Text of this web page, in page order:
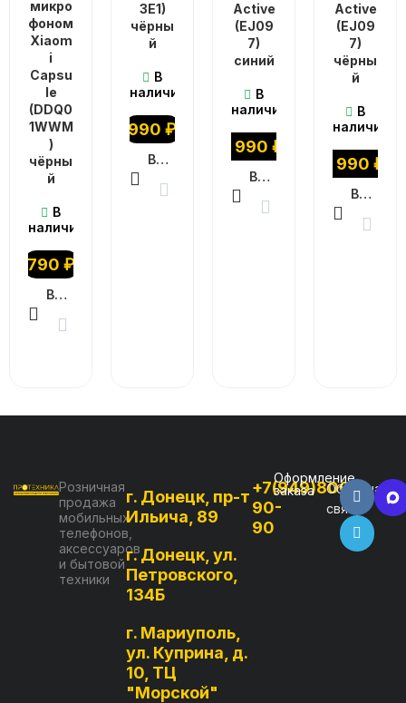
микро
фоном
Xiaom
i
Capsu
le
(DDQ0
1WWM
)
чёрны
й
В
наличии
790 ₽
В КОРЗИНУ
3E1)
чёрны
й
В
наличии
990 ₽
В КОРЗИНУ
Active
(EJ09
7)
синий
В
наличии
1 990 ₽
В КОРЗИНУ
Active
(EJ09
7)
чёрны
й
В
наличии
1 990 ₽
В КОРЗИНУ
Розничная
продажа
мобильных
телефонов,
аксессуаров
и бытовой
техники
г. Донецк, пр-т
Ильича, 89
г. Донецк, ул.
Петровского,
134Б
г. Мариуполь,
ул. Куприна, д.
10, ТЦ
"Морской"
+7(949)800-
90-
90
Оформление
заказа
Обратная
связь